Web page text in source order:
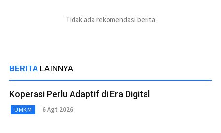
Tidak ada rekomendasi berita
BERITA LAINNYA
Koperasi Perlu Adaptif di Era Digital
UMKM 6 Agt 2026